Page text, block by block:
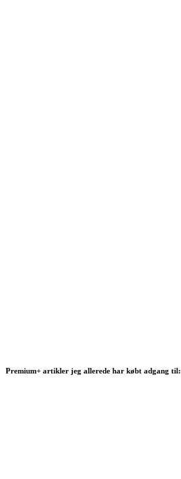
Premium+ artikler jeg allerede har købt adgang til: